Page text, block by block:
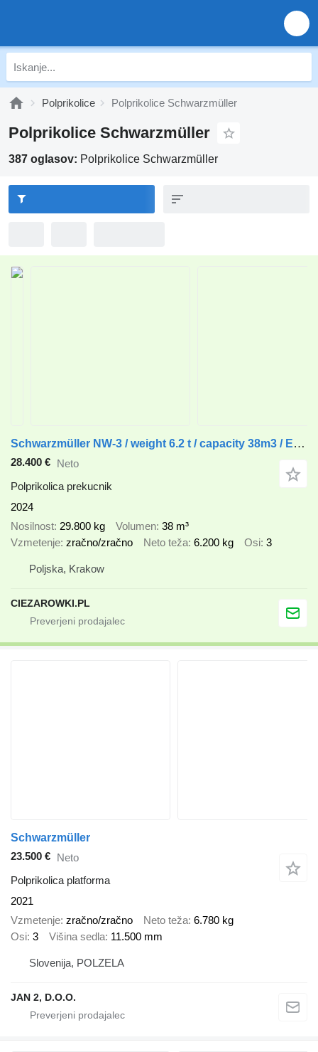
Polprikolice Polprikolice Schwarzmüller
Polprikolice Schwarzmüller
387 oglasov: Polprikolice Schwarzmüller
Schwarzmüller NW-3 / weight 6.2 t / capacity 38m3 / Electrically folded roof /
28.400 € Neto
Polprikolica prekucnik
2024
Nosilnost 29.800 kg Volumen 38 m³
Vzmetenje zračno/zračno Neto teža 6.200 kg Osi 3
Poljska, Krakow
CIEZAROWKI.PL
Schwarzmüller
23.500 € Neto
Polprikolica platforma
2021
Vzmetenje zračno/zračno Neto teža 6.780 kg
Osi 3 Višina sedla 11.500 mm
Slovenija, POLZELA
JAN 2, D.O.O.